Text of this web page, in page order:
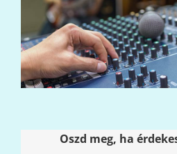
Oszd meg, ha